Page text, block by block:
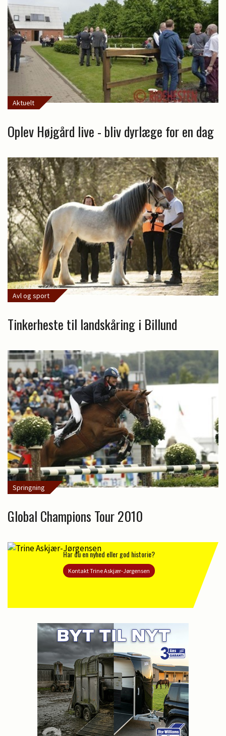
Aktuelt
Oplev Højgård live - bliv dyrlæge for en dag
Avl og sport
Tinkerheste til landskåring i Billund
Springning
Global Champions Tour 2010
Har du en nyhed eller god historie?
Kontakt Trine Askjær-Jørgensen